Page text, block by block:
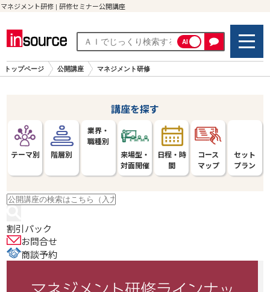
マネジメント研修 | 研修セミナー公開講座
AI
トップページ 公開講座 マネジメント研修
講座を探す
テーマ別 階層別
業界・
職種別
来場型・
対面開催
日程・時
間
コース
マップ
セット
プラン
割引パック
お問合せ
商談予約